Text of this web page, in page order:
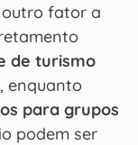
fator a
de turismo
, enquanto
para grupos
podem ser